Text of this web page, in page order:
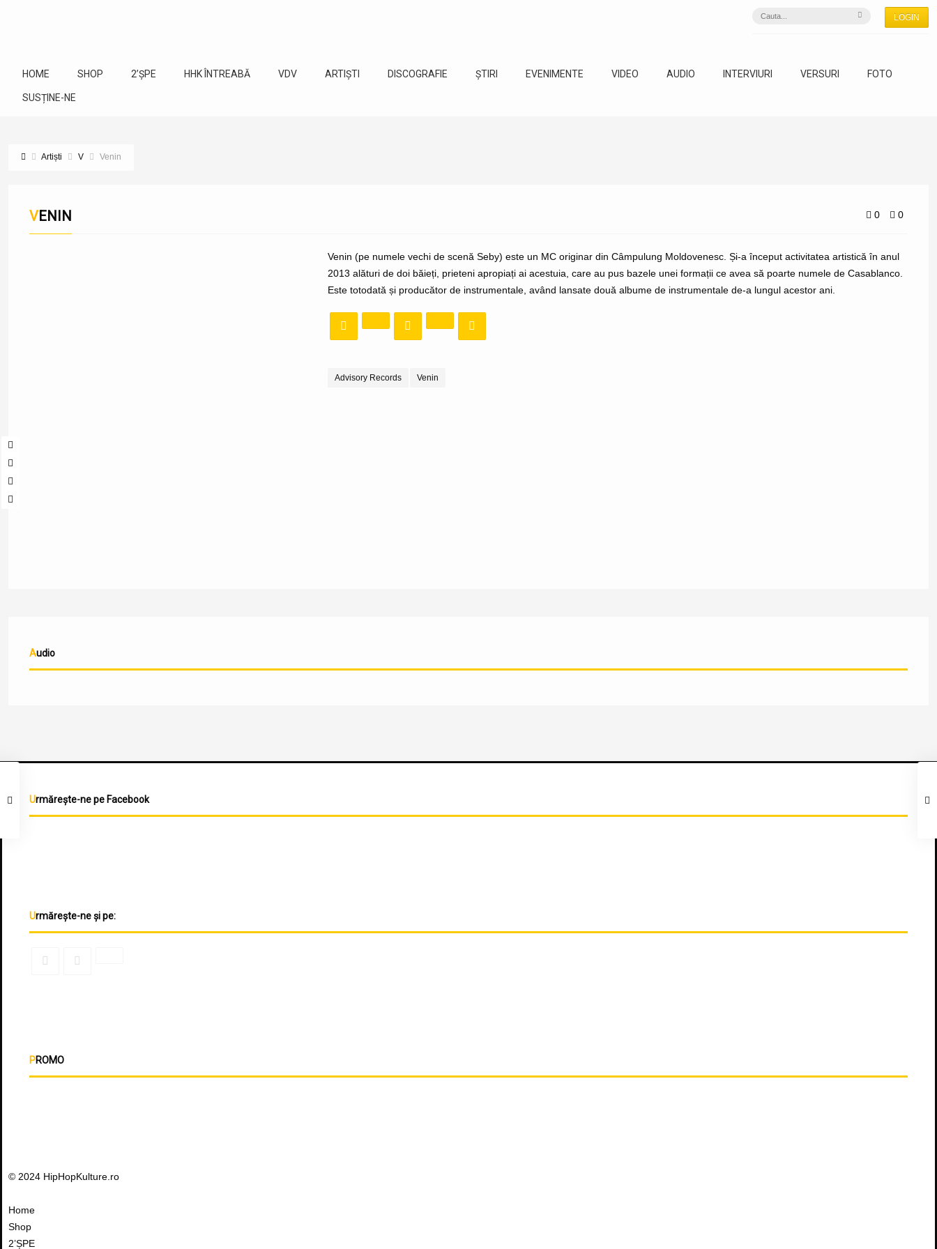
LOGIN
HOME SHOP 2’ȘPE HHK ÎNTREABĂ VDV ARTIȘTI DISCOGRAFIE ȘTIRI EVENIMENTE VIDEO AUDIO INTERVIURI VERSURI FOTO
SUSȚINE-NE
Artiști V Venin
0 0
VENIN
Venin (pe numele vechi de scenă Seby) este un MC originar din Câmpulung Moldovenesc. Și-a început activitatea artistică în anul
2013 alături de doi băieți, prieteni apropiați ai acestuia, care au pus bazele unei formații ce avea să poarte numele de Casablanco.
Este totodată și producător de instrumentale, având lansate două albume de instrumentale de-a lungul acestor ani.
Advisory Records Venin
Audio
Urmărește-ne pe Facebook
Urmărește-ne și pe:
PROMO
© 2024 HipHopKulture.ro
Home
Shop
2’ȘPE